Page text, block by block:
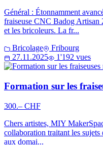
Général : Étonnamment
fraiseuse CNC Badog Artisan
et les bricoleurs. La fr...
Bricolage
Fribourg
27.11.2025
1'192 vues
Formation sur les
300.– CHF
Chers artistes, MIY
collaboration traitant les
aux domai...